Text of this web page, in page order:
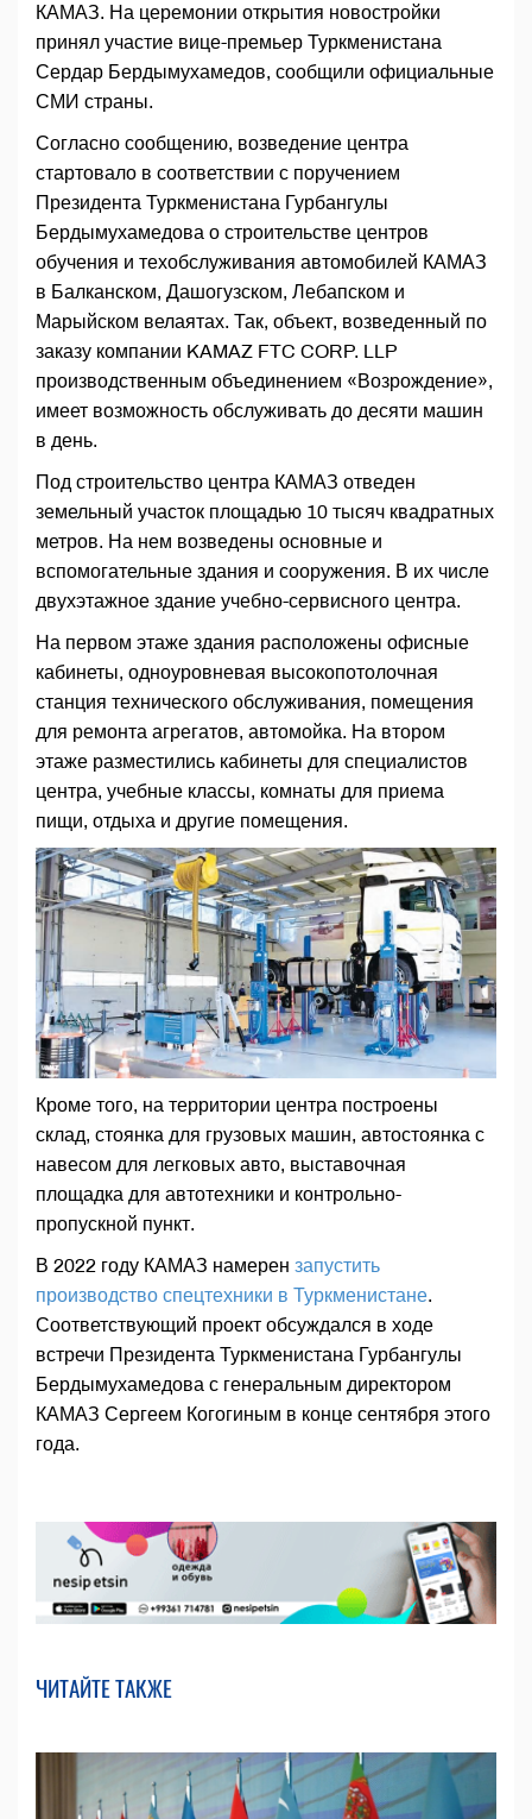
КАМАЗ. На церемонии открытия новостройки
принял участие вице-премьер Туркменистана
Сердар Бердымухамедов, сообщили официальные
СМИ страны.
Согласно сообщению, возведение центра
стартовало в соответствии с поручением
Президента Туркменистана Гурбангулы
Бердымухамедова о строительстве центров
обучения и техобслуживания автомобилей КАМАЗ
в Балканском, Дашогузском, Лебапском и
Марыйском велаятах. Так, объект, возведенный по
заказу компании KAMAZ FTC CORP. LLP
производственным объединением «Возрождение»,
имеет возможность обслуживать до десяти машин
в день.
Под строительство центра КАМАЗ отведен
земельный участок площадью 10 тысяч квадратных
метров. На нем возведены основные и
вспомогательные здания и сооружения. В их числе
двухэтажное здание учебно-сервисного центра.
На первом этаже здания расположены офисные
кабинеты, одноуровневая высокопотолочная
станция технического обслуживания, помещения
для ремонта агрегатов, автомойка. На втором
этаже разместились кабинеты для специалистов
центра, учебные классы, комнаты для приема
пищи, отдыха и другие помещения.
Кроме того, на территории центра построены
склад, стоянка для грузовых машин, автостоянка с
навесом для легковых авто, выставочная
площадка для автотехники и контрольно-
пропускной пункт.
В 2022 году КАМАЗ намерен запустить
производство спецтехники в Туркменистане.
Соответствующий проект обсуждался в ходе
встречи Президента Туркменистана Гурбангулы
Бердымухамедова с генеральным директором
КАМАЗ Сергеем Когогиным в конце сентября этого
года.
ЧИТАЙТЕ ТАКЖЕ